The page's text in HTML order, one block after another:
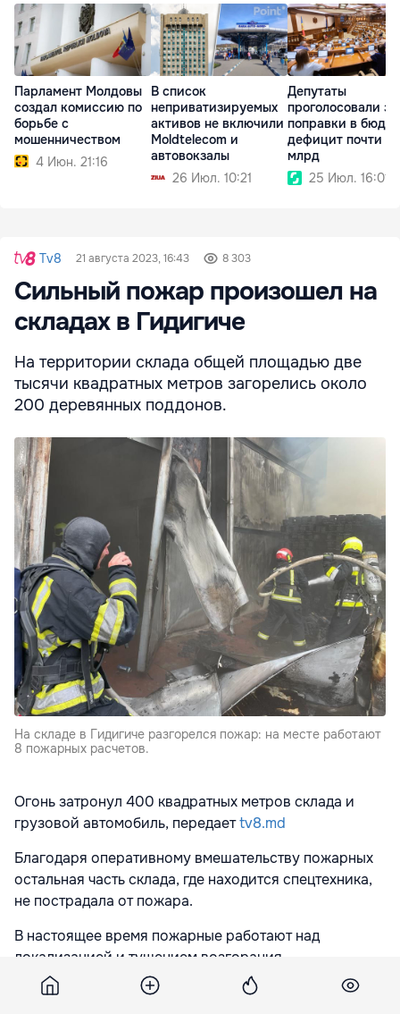
Парламент Молдовы
создал комиссию по
борьбе с
мошенничеством
4 Июн. 21:16
В список
неприватизируемых
активов не включили
Moldtelecom и
автовокзалы
26 Июл. 10:21
Депутаты
проголосовали за
поправки в
дефицит почти $1
млрд
25 Июл. 16:01
Tv8 21 августа 2023, 16:43 8 303
Сильный пожар произошел на
складах в Гидигиче
На территории склада общей площадью две
тысячи квадратных метров загорелись около
200 деревянных поддонов.
На складе в Гидигиче разгорелся пожар: на месте работают
8 пожарных расчетов.
Огонь затронул 400 квадратных метров склада и
грузовой автомобиль, передаетtv8.md
Благодаря оперативному вмешательству пожарных
остальная часть склада, где находится спецтехника,
не пострадала от пожара.
В настоящее время пожарные работают над
локализацией и тушением возгорания.